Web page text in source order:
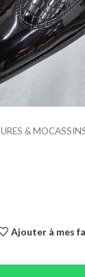
&
Ajouter à mes